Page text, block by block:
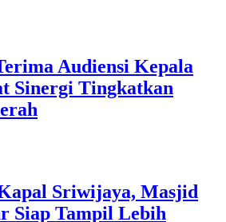
Audiensi Kepala
Sinergi Tingkatkan
Sriwijaya, Masjid
Siap Tampil Lebih